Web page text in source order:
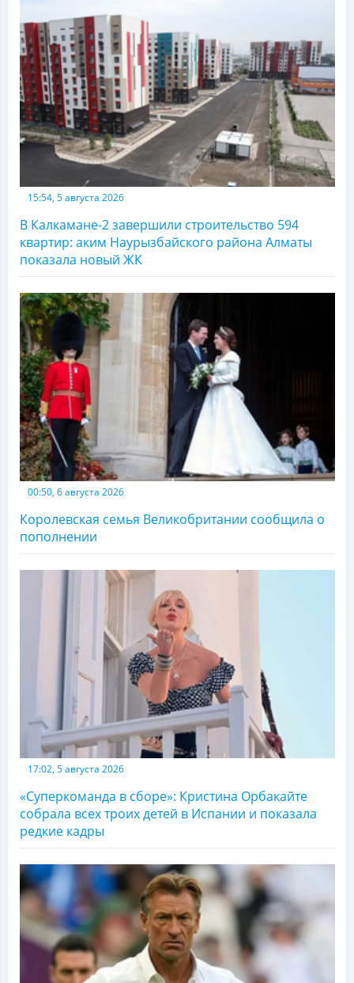
15:54, 5 августа 2026
В Калкамане-2 завершили строительство 594
квартир: аким Наурызбайского района Алматы
показала новый ЖК
00:50, 6 августа 2026
Королевская семья Великобритании сообщила о
пополнении
17:02, 5 августа 2026
«Суперкоманда в сборе»: Кристина Орбакайте
собрала всех троих детей в Испании и показала
редкие кадры